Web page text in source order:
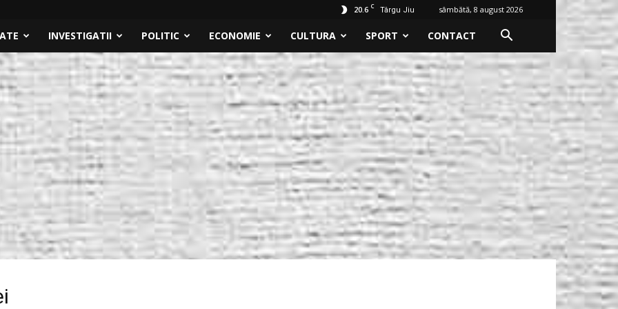
20.6 C Târgu Jiu sâmbătă, 8 august 2026
INVESTIGATII POLITIC ECONOMIE CULTURA SPORT CONTACT